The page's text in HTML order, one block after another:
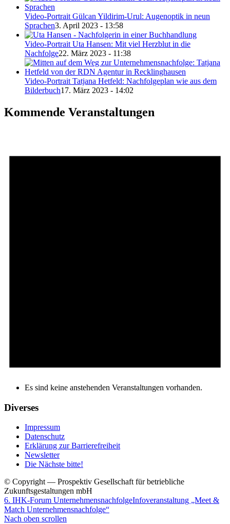
Video-Portrait Gülcan Yildirim-Urul: Augenoptik in neun
Sprachen3. April 2023 - 13:58
Video-Portrait Uta Hansen: Mit viel Herzblut in die
Nachfolge22. März 2023 - 11:38
Video-Portrait Tatjana Hetfeld: Nachfolgeplan wie aus dem
Bilderbuch17. März 2023 - 14:02
Kommende Veranstaltungen
Es sind keine anstehenden Veranstaltungen vorhanden.
Diverses
Impressum
Datenschutz
Erklärung zur Barrierefreiheit
Newsletter
Die Nächste bitte!
© Copyright — Prospektiv Gesellschaft für betriebliche
Zukunftsgestaltungen mbH
6. IHK-Forum UnternehmensnachfolgeInfoveranstaltung „Meet &
Match Unternehmensnachfolge“
Nach oben scrollen